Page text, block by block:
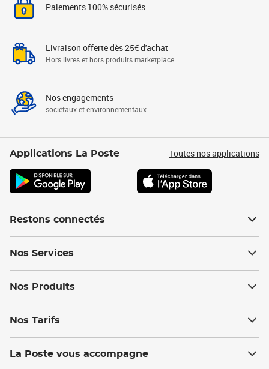
Paiements 100% sécurisés
Livraison offerte dès 25€ d'achat
Hors livres et hors produits marketplace
Nos engagements
sociétaux et environnementaux
Applications La Poste Toutes nos applications
Restons connectés
Nos Services
Nos Produits
Nos Tarifs
La Poste vous accompagne